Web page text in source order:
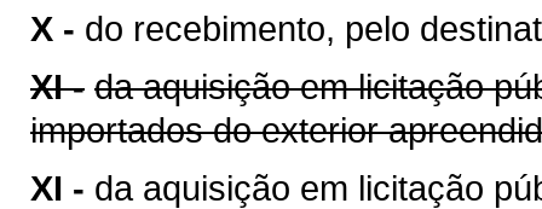
X - do recebimento, pelo
XI - da aquisição em licitação
importados do exterior
XI - da aquisição em licitação